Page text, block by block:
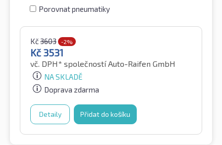
Porovnat pneumatiky
Kč3603 -2%
Kč 3531
vč. DPH* společností Auto-Raifen GmbH
NA SKLADĚ
Doprava zdarma
Detaily Přidat do košíku